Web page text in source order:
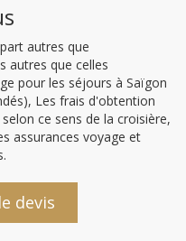
autres que
autres que celles
pour les séjours à Saïgon
Les frais d'obtention
ce sens de la croisière,
assurances voyage et
devis